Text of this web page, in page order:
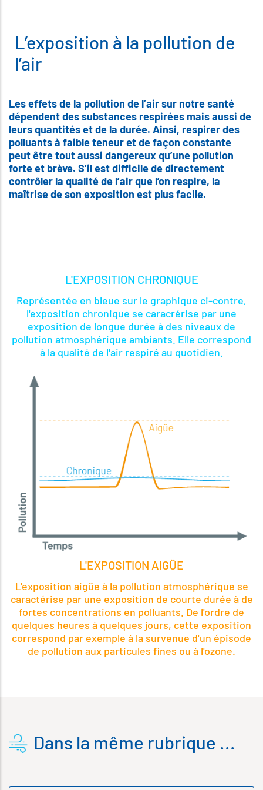
L’exposition à la pollution de
l’air
Les effets de la pollution de l’air sur notre santé
dépendent des substances respirées mais aussi de
leurs quantités et de la durée. Ainsi, respirer des
polluants à faible teneur et de façon constante
peut être tout aussi dangereux qu’une pollution
forte et brève. S’il est difficile de directement
contrôler la qualité de l’air que l’on respire, la
maîtrise de son exposition est plus facile.
L'EXPOSITION CHRONIQUE
Représentée en bleue sur le graphique ci-contre,
l'exposition chronique se caracrérise par une
exposition de longue durée à des niveaux de
pollution atmosphérique ambiants. Elle correspond
à la qualité de l'air respiré au quotidien.
L'EXPOSITION AIGÜE
L'exposition aigüe à la pollution atmosphérique se
caractérise par une exposition de courte durée à de
fortes concentrations en polluants. De l'ordre de
quelques heures à quelques jours, cette exposition
correspond par exemple à la survenue d'un épisode
de pollution aux particules fines ou à l'ozone.
Dans la même rubrique ...